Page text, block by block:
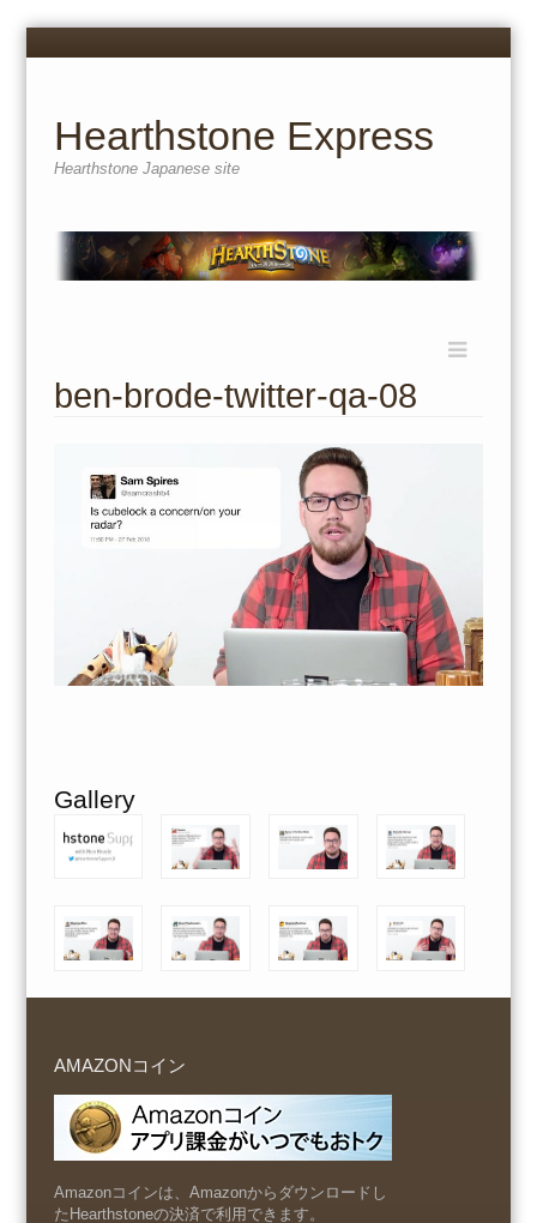
Menu
Hearthstone Express
Hearthstone Japanese site
content
ben-brode-twitter-qa-08
Gallery
AMAZONコイン
Amazonコインは、Amazonからダウンロードし
たHearthstoneの決済で利用できます。